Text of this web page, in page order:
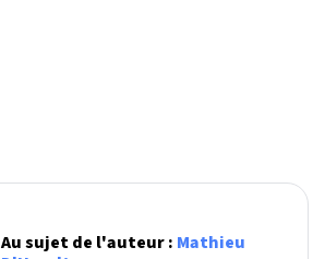
Au sujet de l'auteur : Mathieu